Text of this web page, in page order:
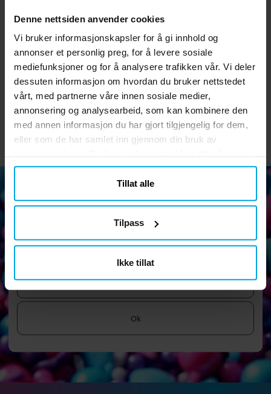
Denne nettsiden anvender cookies
Vi bruker informasjonskapsler for å gi innhold og
annonser et personlig preg, for å levere sosiale
mediefunksjoner og for å analysere trafikken vår. Vi deler
dessuten informasjon om hvordan du bruker nettstedet
vårt, med partnerne våre innen sosiale medier,
annonsering og analysearbeid, som kan kombinere den
med annen informasjon du har gjort tilgjengelig for dem,
eller som de har samlet inn gjennom din bruk av
helst.
Tillat alle
Tilpass
Ikke tillat
Serpentiner - Lilla
Pris: kr 19,00
kr 19,00
KJØP
Ballonger - Lavender 10
stk.
kr 29,00
KJØP
Nyhetsbrev
Abonner på vårt nyhetsbrev og ta del av morsomme tips,
Ok